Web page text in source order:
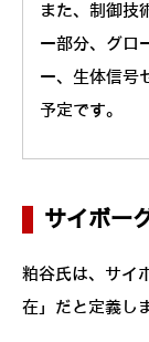
また、制御技
ー部分、グロ
ー、生体信号
予定です。
サイボー
粕谷氏は、サイ
在」だと定義し